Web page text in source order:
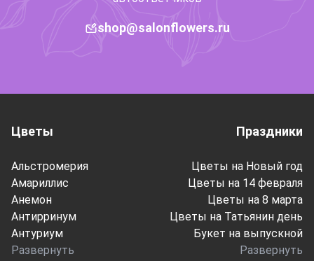
shop@salonflowers.ru
Цветы
Альстромерия
Амариллис
Анемон
Антирринум
Антуриум
Развернуть
Праздники
Цветы на Новый год
Цветы на 14 февраля
Цветы на 8 марта
Цветы на Татьянин день
Букет на выпускной
Развернуть